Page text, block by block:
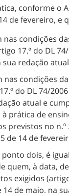
conforme o
de fevereiro, e
nas condições
17.º do DL
sua redação
nas condições
do DL 74/
atual e
à prática de
previstos no n.º
de 14 de
dois, é
quem, à data,
exigidos
14 de maio, na